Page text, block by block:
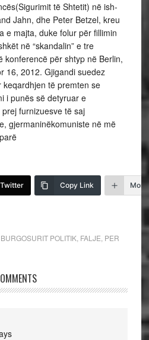
të Shtetit) në ish-
Jahn, dhe Peter Betzel, kreu
e majta, duke folur për fillimin
në “skandalin” e tre
konferencë për shtyp në Berlin,
16, 2012. Gjigandi suedez
keqardhjen të premten se
i punës së detyruar e
furnizuesve të saj
gjermaninëkomuniste në më
Twitter Copy Link More
BURGOSURIT POLITIK, FALJE PER